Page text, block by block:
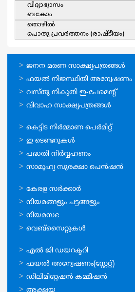
വിദ്യാഭ്യാസം
ബകോം
തൊഴില്‍
പൊതു പ്രവര്‍ത്തനം (രാഷ്ടീയം)
ഓണ്‍ലൈന്‍
സേവനങ്ങള്‍
ജനന മരണ സാക്ഷ്യപത്രങ്ങള്‍
ഫയല്‍ നിജസ്ഥിതി അന്വേഷണം
വസ്തു നികുതി ഇ-പേമെന്റ്
വിവാഹ സാക്ഷ്യപത്രങ്ങള്‍
ഓണ്‍ലൈന്‍
സേവനങ്ങള്‍
കെട്ടിട നിര്‍മ്മാണ പെര്‍മിറ്റ്‌
ഇ ടെണ്ടറുകള്‍
പദ്ധതി നിര്‍വ്വഹണം
സാമൂഹ്യ സുരക്ഷാ പെന്‍ഷന്‍
ഉപയോഗപ്രദമായ
കണ്ണികള്‍
കേരള സര്‍ക്കാര്‍
നിയമങ്ങളും ചട്ടങ്ങളും
നിയമസഭ
വെബ്സൈറ്റുകള്‍
ഉപയോഗപ്രദമായ
കണ്ണികള്‍
എല്‍ ജി ഡയറക്ടറി
ഫയല്‍ അന്വേഷണം(സ്റ്റേറ്റ്)
ഡിലിമിറ്റേഷന്‍ കമ്മീഷന്‍